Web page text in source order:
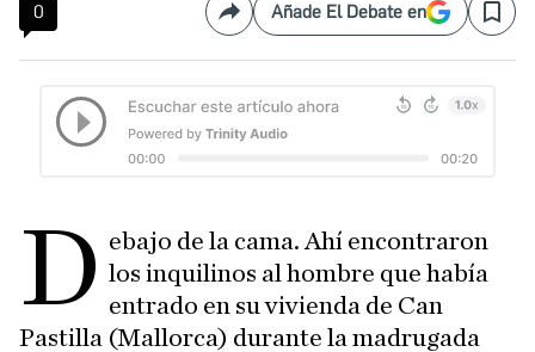
0 CompartirAñade El Debate en Save
D ebajo de la cama. Ahí encontraron
los inquilinos al hombre que había
entrado en su vivienda de Can
Pastilla (Mallorca) durante la madrugada